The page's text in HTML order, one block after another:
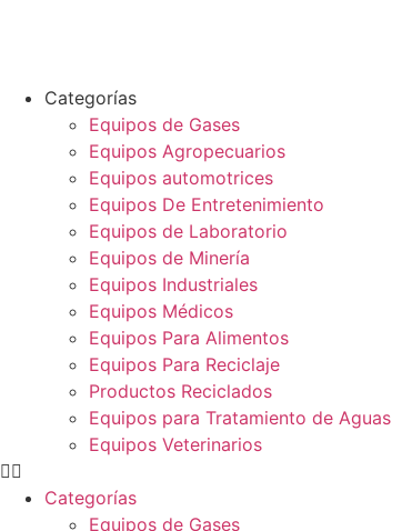
Categorías
Equipos de Gases
Equipos Agropecuarios
Equipos automotrices
Equipos De Entretenimiento
Equipos de Laboratorio
Equipos de Minería
Equipos Industriales
Equipos Médicos
Equipos Para Alimentos
Equipos Para Reciclaje
Productos Reciclados
Equipos para Tratamiento de Aguas
Equipos Veterinarios
Categorías
Equipos de Gases